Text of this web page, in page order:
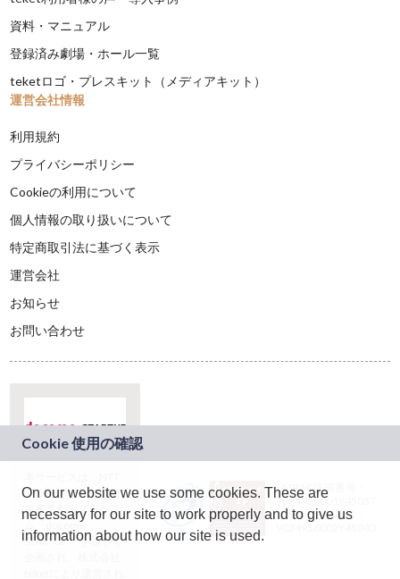
資料・マニュアル
登録済み劇場・ホール一覧
teketロゴ・プレスキット（メディアキット）
運営会社情報
利用規約
プライバシーポリシー
Cookieの利用について
個人情報の取り扱いについて
特定商取引法に基づく表示
運営会社
お知らせ
お問い合わせ
ドコモグループの新
規事業創出プログラ
ム「docomo
STARTUP」を通じて
JASRAC許諾番号：
9024936001Y45037
JASRAC許諾番号：
On our website we use some cookies. These are
necessary for our site to work properly and to give us
information about how our site is used.